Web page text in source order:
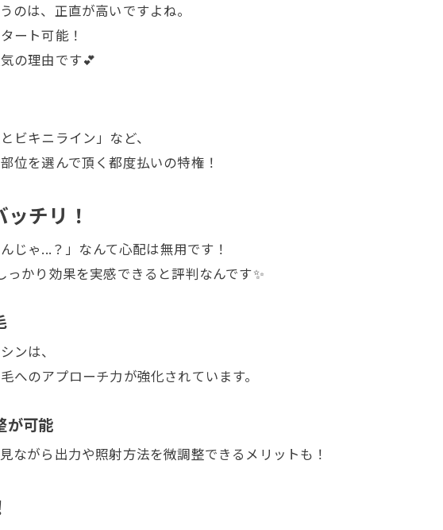
のは、正直が高いですよね。
ート可能！
の理由です💕
ビキニライン」など、
位を選んで頂く都度払いの特権！
チリ！
じゃ...？」なんて心配は無用です！
かり効果を実感できると評判なんです✨
ンは、
へのアプローチ力が強化されています。
が可能
ながら出力や照射方法を微調整できるメリットも！